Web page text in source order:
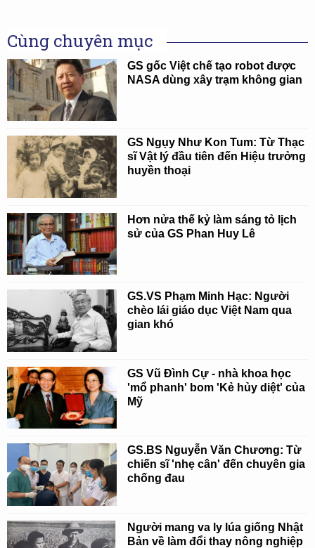
Cùng chuyên mục
GS gốc Việt chế tạo robot được
NASA dùng xây trạm không gian
GS Ngụy Như Kon Tum: Từ Thạc
sĩ Vật lý đầu tiên đến Hiệu trưởng
huyền thoại
Hơn nửa thế kỷ làm sáng tỏ lịch
sử của GS Phan Huy Lê
GS.VS Phạm Minh Hạc: Người
chèo lái giáo dục Việt Nam qua
gian khó
GS Vũ Đình Cự - nhà khoa học
'mổ phanh' bom 'Kẻ hủy diệt' của
Mỹ
GS.BS Nguyễn Văn Chương: Từ
chiến sĩ 'nhẹ cân' đến chuyên gia
chống đau
Người mang va ly lúa giống Nhật
Bản về làm đổi thay nông nghiệp